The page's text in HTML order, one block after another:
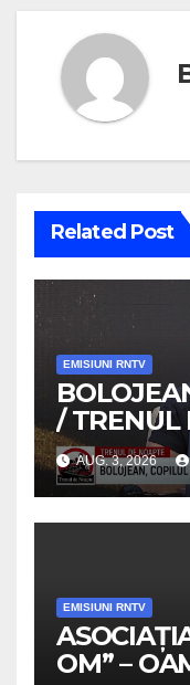
Related Post
EMISIUNI RNTV
/ TRENUL
/VIDEO
AUG. 3, 2026
EMISIUNI RNTV
OM” –